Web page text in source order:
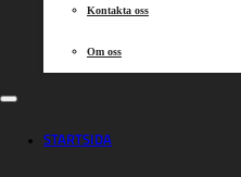
Kontakta oss
Om oss
STARTSIDA
Lejonen